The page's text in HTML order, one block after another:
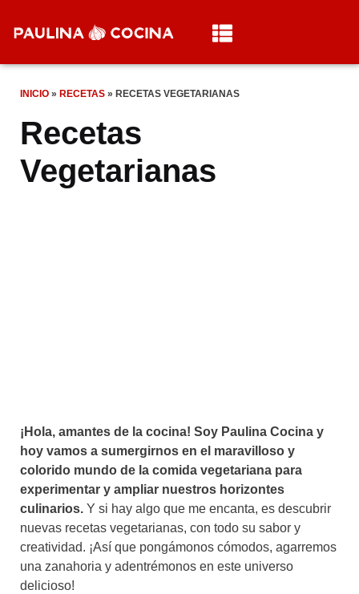
INICIO » RECETAS » RECETAS VEGETARIANAS
Recetas
Vegetarianas
¡Hola, amantes de la cocina! Soy Paulina Cocina y
hoy vamos a sumergirnos en el maravilloso y
colorido mundo de la comida vegetariana para
experimentar y ampliar nuestros horizontes
culinarios. Y si hay algo que me encanta, es descubrir
nuevas recetas vegetarianas, con todo su sabor y
creatividad. ¡Así que pongámonos cómodos, agarremos
una zanahoria y adentrémonos en este universo
delicioso!